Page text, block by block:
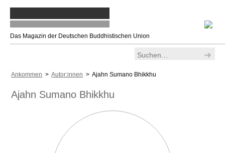
Das Magazin der Deutschen Buddhistischen Union
Ankommen >Autor:innen > Ajahn Sumano Bhikkhu
Ajahn Sumano Bhikkhu